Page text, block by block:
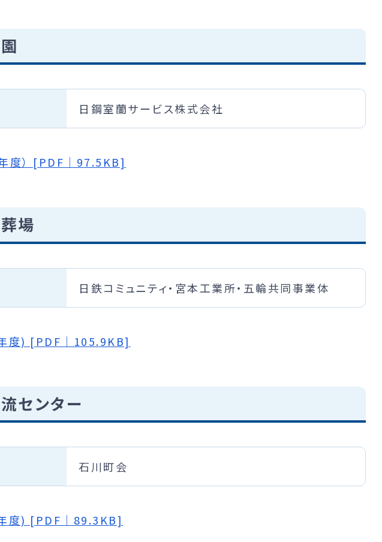
日鋼室蘭サービス株式会社
度） [PDF｜97.5KB]
場
日鉄コミュニティ・宮本工業所・五輪共同事業体
度) [PDF｜105.9KB]
センター
石川町会
度) [PDF｜89.3KB]